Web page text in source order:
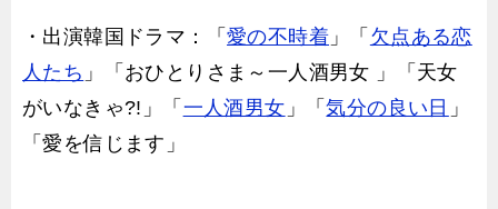
・出演韓国ドラマ：「 愛の不時着 」「 欠点ある恋
人たち 」「おひとりさま～一人酒男女 」「天女
がいなきゃ?!」「 一人酒男女 」「気分の良い日 」
「愛を信じます」